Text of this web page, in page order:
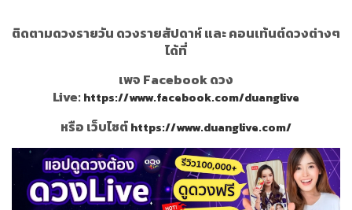
ติดตามดวงรายวัน ดวงรายสัปดาห์ และ คอนเท้นต์ดวงต่างๆ
ได้ที่
เพจ Facebook ดวง
Live:https://www.facebook.com/duanglive
หรือ เว็บไซต์https://www.duanglive.com/